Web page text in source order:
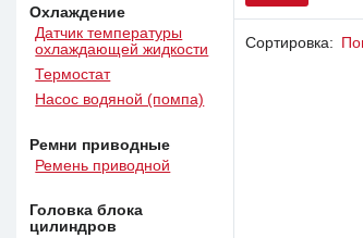
Охлаждение
Датчик температуры
охлаждающей жидкости
Термостат
Насос водяной (помпа)
Ремни приводные
Ремень приводной
Головка блока
цилиндров
Сортировка: